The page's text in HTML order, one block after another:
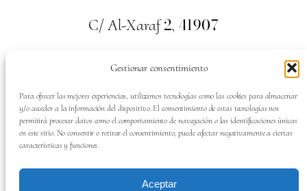
Gestionar consentimiento
Para ofrecer las mejores experiencias, utilizamos tecnologías como las cookies para almacenar
y/o acceder a la información del dispositivo. El consentimiento de estas tecnologías nos
permitirá procesar datos como el comportamiento de navegación o las identificaciones únicas
en este sitio. No consentir o retirar el consentimiento, puede afectar negativamente a ciertas
características y funciones.
Aceptar
C/ Al-Xaraf2, 41907
Valencina de la Concepción. Sevilla
Tel:659700313
SÍGUENOS EN: